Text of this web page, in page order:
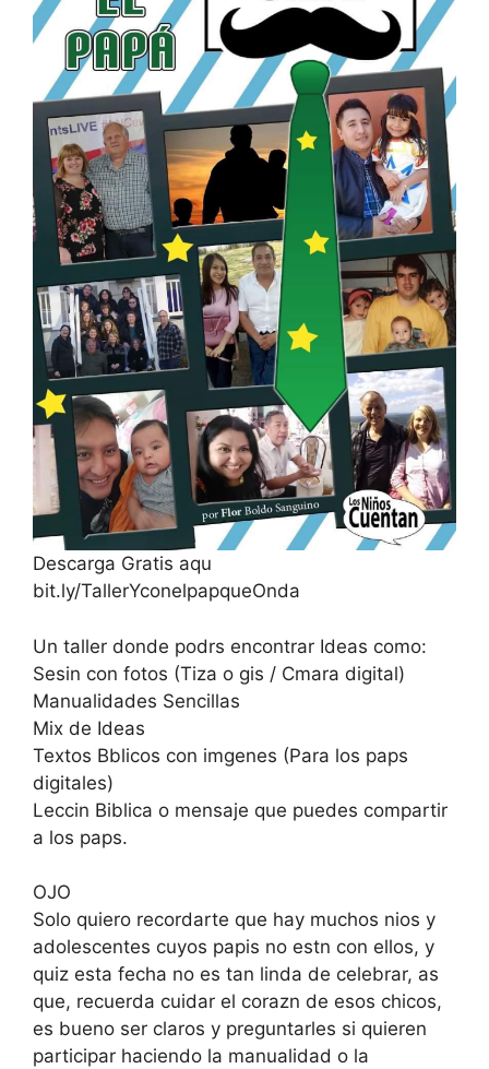
Descarga Gratis aqu
bit.ly/TallerYconelpapqueOnda
Un taller donde podrs encontrar Ideas como:
Sesin con fotos (Tiza o gis / Cmara digital)
Manualidades Sencillas
Mix de Ideas
Textos Bblicos con imgenes (Para los paps
digitales)
Leccin Biblica o mensaje que puedes compartir
a los paps.
OJO
Solo quiero recordarte que hay muchos nios y
adolescentes cuyos papis no estn con ellos, y
quiz esta fecha no es tan linda de celebrar, as
que, recuerda cuidar el corazn de esos chicos,
es bueno ser claros y preguntarles si quieren
participar haciendo la manualidad o la